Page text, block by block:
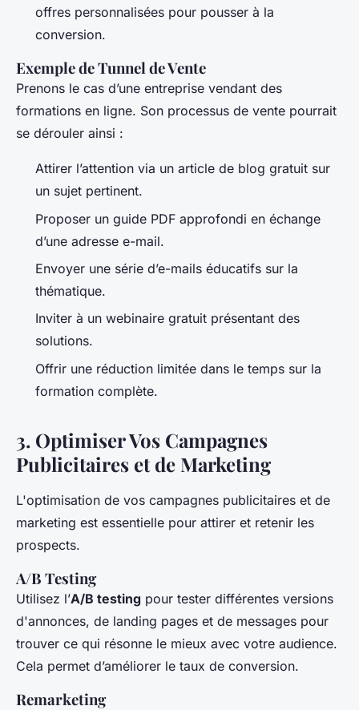
offres personnalisées pour pousser à la
conversion.
Exemple de Tunnel de Vente
Prenons le cas d’une entreprise vendant des
formations en ligne. Son processus de vente pourrait
se dérouler ainsi :
Attirer l’attention via un article de blog gratuit sur
un sujet pertinent.
Proposer un guide PDF approfondi en échange
d’une adresse e-mail.
Envoyer une série d’e-mails éducatifs sur la
thématique.
Inviter à un webinaire gratuit présentant des
solutions.
Offrir une réduction limitée dans le temps sur la
formation complète.
3. Optimiser Vos Campagnes
Publicitaires et de Marketing
L'optimisation de vos campagnes publicitaires et de
marketing est essentielle pour attirer et retenir les
prospects.
A/B Testing
Utilisez l’A/B testing pour tester différentes versions
d'annonces, de landing pages et de messages pour
trouver ce qui résonne le mieux avec votre audience.
Cela permet d’améliorer le taux de conversion.
Remarketing